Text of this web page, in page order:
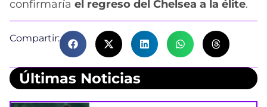
confirmaría el regreso del Chelsea a la élite.
Compartir:
Últimas Noticias